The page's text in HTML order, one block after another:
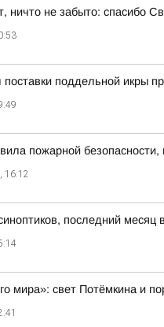
ничто не забыто: спасибо
поставки поддельной икры
пожарной безопасности,
16:12
последний
мира»: свет Потёмкина и